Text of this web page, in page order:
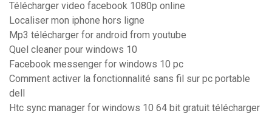
Télécharger video facebook 1080p online
Localiser mon iphone hors ligne
Mp3 télécharger for android from youtube
Quel cleaner pour windows 10
Facebook messenger for windows 10 pc
Comment activer la fonctionnalité sans fil sur pc portable
dell
Htc sync manager for windows 10 64 bit gratuit télécharger